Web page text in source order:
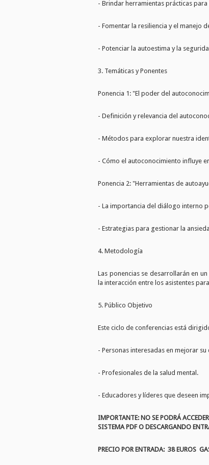
- Brindar herramientas prácticas
- Fomentar la resiliencia y el manejo
- Potenciar la autoestima y la
3. Temáticas y Ponentes
Ponencia 1: "El poder del
- Definición y relevancia del
- Métodos para explorar nuestra
- Cómo el autoconocimiento influye
Ponencia 2: "Herramientas de
- La importancia del diálogo interno
- Estrategias para gestionar la
4. Metodología
Las ponencias se desarrollarán en
la interacción entre los asistentes
5. Público Objetivo
Este ciclo de conferencias está
- Personas interesadas en mejorar
- Profesionales de la salud mental.
- Educadores y líderes que deseen
IMPORTANTE: NO SE PODRÁ
SISTEMA PDF O DESCARGANDO
PRECIO POR ENTRADA: 38 EUROS